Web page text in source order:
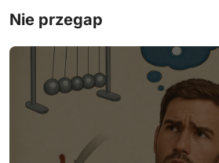
Nie przegap